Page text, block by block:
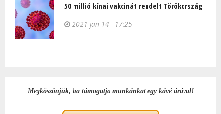
50 millió kínai vakcinát rendelt Törökország
2021 jan 14 - 17:25
Megköszönjük, ha támogatja munkánkat egy kávé árával!